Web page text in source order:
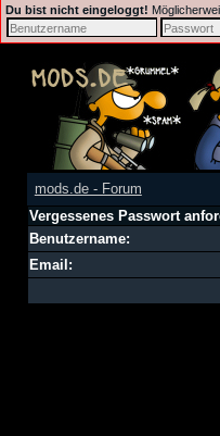
Du bist nicht eingeloggt!
mods.de - Forum
Vergessenes Passwort
Benutzername:
Email: